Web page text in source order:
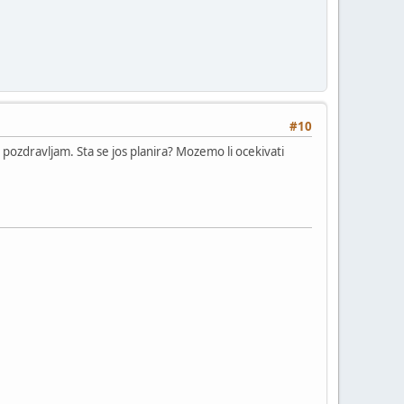
#10
Sta se jos planira? Mozemo li ocekivati